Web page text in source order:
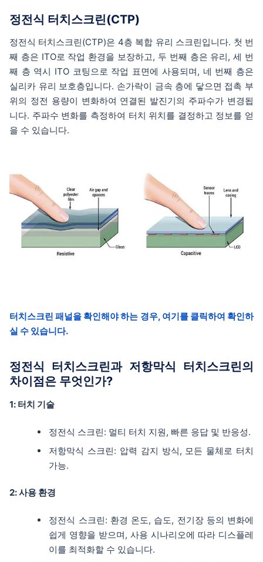
정전식 터치스크린(CTP)
정전식 터치스크린(CTP)은 4층 복합 유리 스크린입니다. 첫 번
째 층은 ITO로 작업 환경을 보장하고, 두 번째 층은 유리, 세 번
째 층 역시 ITO 코팅으로 작업 표면에 사용되며, 네 번째 층은
실리카 유리 보호층입니다. 손가락이 금속 층에 닿으면 접촉 부
위의 정전 용량이 변화하여 연결된 발진기의 주파수가 변경됩
니다. 주파수 변화를 측정하여 터치 위치를 결정하고 정보를 얻
을 수 있습니다.
터치스크린 패널을 확인해야 하는 경우, 여기를 클릭하여 확인하
실 수 있습니다.
정전식 터치스크린과 저항막식 터치스크린의
차이점은 무엇인가?
1: 터치 기술
정전식 스크린: 멀티 터치 지원, 빠른 응답 및 반응성.
저항막식 스크린: 압력 감지 방식, 모든 물체로 터치
가능.
2: 사용 환경
정전식 스크린: 환경 온도, 습도, 전기장 등의 변화에
쉽게 영향을 받으며, 사용 시나리오에 따라 디스플레
이를 최적화할 수 있습니다.